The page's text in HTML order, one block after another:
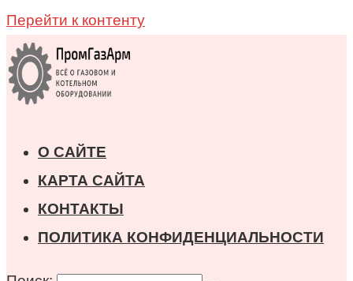
Перейти к контенту
О САЙТЕ
КАРТА САЙТА
КОНТАКТЫ
ПОЛИТИКА КОНФИДЕНЦИАЛЬНОСТИ